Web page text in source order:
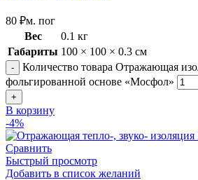
80 ₽м. пог
Вес
0.1 кг
Габариты 100 × 100 × 0.3 см
Количество товара Отражающая
фольгированной основе «Мосфол»
В корзину
-4%
Сравнить
Быстрый просмотр
Добавить в список желаний